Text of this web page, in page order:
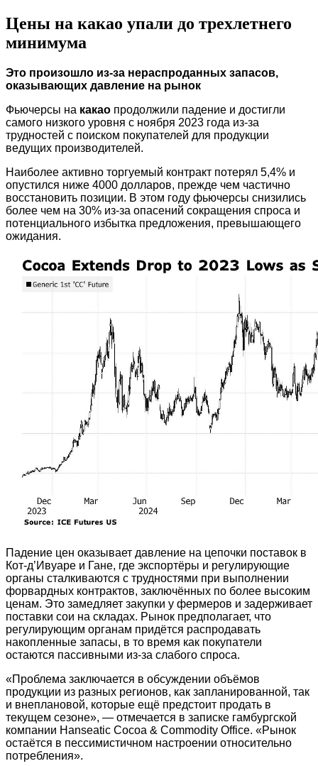
Цены на какао упали до трехлетнего
минимума
Это произошло из-за нераспроданных запасов,
оказывающих давление на рынок
Фьючерсы на какао продолжили падение и достигли
самого низкого уровня с ноября 2023 года из-за
трудностей с поиском покупателей для продукции
ведущих производителей.
Наиболее активно торгуемый контракт потерял 5,4% и
опустился ниже 4000 долларов, прежде чем частично
восстановить позиции. В этом году фьючерсы снизились
более чем на 30% из-за опасений сокращения спроса и
потенциального избытка предложения, превышающего
ожидания.
Падение цен оказывает давление на цепочки поставок в
Кот-д’Ивуаре и Гане, где экспортёры и регулирующие
органы сталкиваются с трудностями при выполнении
форвардных контрактов, заключённых по более высоким
ценам. Это замедляет закупки у фермеров и задерживает
поставки сои на складах. Рынок предполагает, что
регулирующим органам придётся распродавать
накопленные запасы, в то время как покупатели
остаются пассивными из-за слабого спроса.
«Проблема заключается в обсуждении объёмов
продукции из разных регионов, как запланированной, так
и внеплановой, которые ещё предстоит продать в
текущем сезоне», — отмечается в записке гамбургской
компании Hanseatic Cocoa & Commodity Office. «Рынок
остаётся в пессимистичном настроении относительно
потребления».